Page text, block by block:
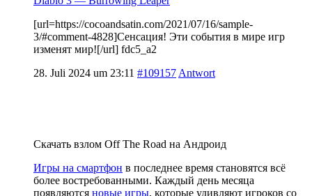
[url=https://cocoandsatin.com/2021/07/16/sample-
3/#comment-4828]Сенсация! Эти события в мире игр
изменят мир![/url] fdc5_a2
28. Juli 2024 um 23:11 #109157 Antwort
Скачать взлом Off The Road на Андроид
Игры на смартфон в последнее время становятся всё
более востребованными. Каждый день месяца
появляются новые игры, которые удивляют игроков со